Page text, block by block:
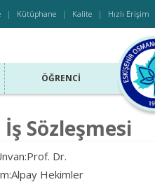
Kütüphane Kalite Hızlı Erişim
ÖĞRENCI
Sözleşmesi
Dr.
Hekimler